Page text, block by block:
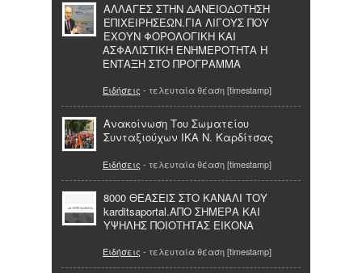
ΑΛΛΑΓΕΣ ΣΤΗΝ ΔΑΝΕΙΟΔΟΤΗΣΗ
ΕΠΙΧΕΙΡΗΣΕΩΝ.ΓΙΑ ΛΙΓΟΥΣ ΠΟΥ
ΕΧΟΥΝ ΦΟΡΟΛΟΓΙΚΗ ΚΑΙ
ΑΣΦΑΛΙΣΤΙΚΗ ΕΝΗΜΕΡΟΤΗΤΑ Η
ΕΝΤΑΞΗ ΣΤΟ ΠΡΟΓΡΑΜΜΑ
Ειδήσεις - τελευταία θέαση [timestamp]
Ανακοίνωση Του Σωματείου
Συνταξιούχων ΙΚΑ Ν. Καρδίτσας
Ειδήσεις - τελευταία θέαση [timestamp]
8000 ΘΕΑΣΕΙΣ ΣΤΟ ΚΑΝΑΛΙ ΤΟΥ
karditsaportal.ΑΠΟ ΣΗΜΕΡΑ ΚΑΙ
ΥΨΗΛΗΣ ΠΟΙΟΤΗΤΑΣ ΕΙΚΟΝΑ
Ειδήσεις - τελευταία θέαση [timestamp]